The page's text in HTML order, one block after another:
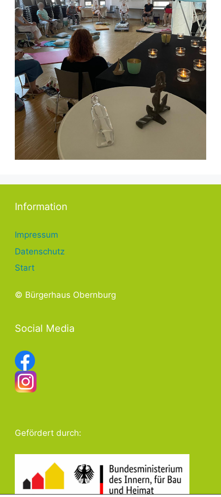
Information
Impressum
Datenschutz
Start
© Bürgerhaus Obernburg
Social Media
Gefördert durch: